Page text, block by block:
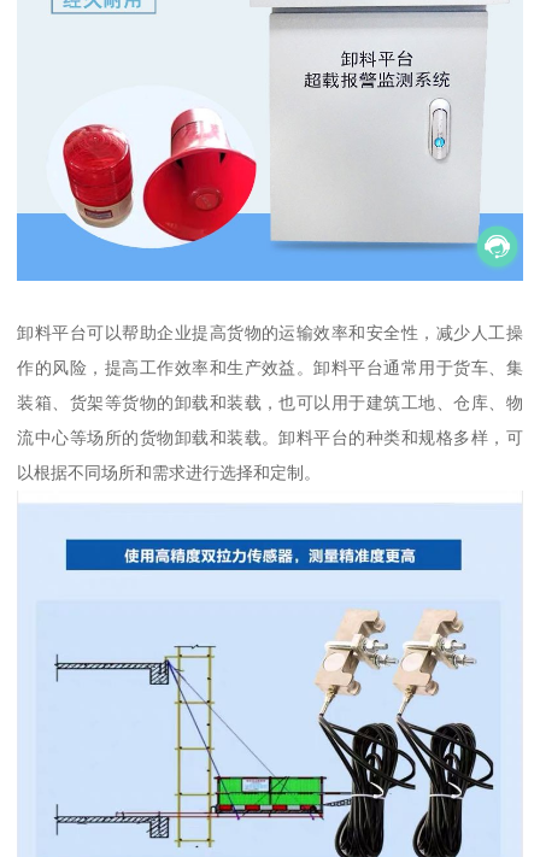
卸料平台可以帮助企业提高货物的运输效率和安全性，减少人工操
作的风险，提高工作效率和生产效益。卸料平台通常用于货车、集
装箱、货架等货物的卸载和装载，也可以用于建筑工地、仓库、物
流中心等场所的货物卸载和装载。卸料平台的种类和规格多样，可
以根据不同场所和需求进行选择和定制。